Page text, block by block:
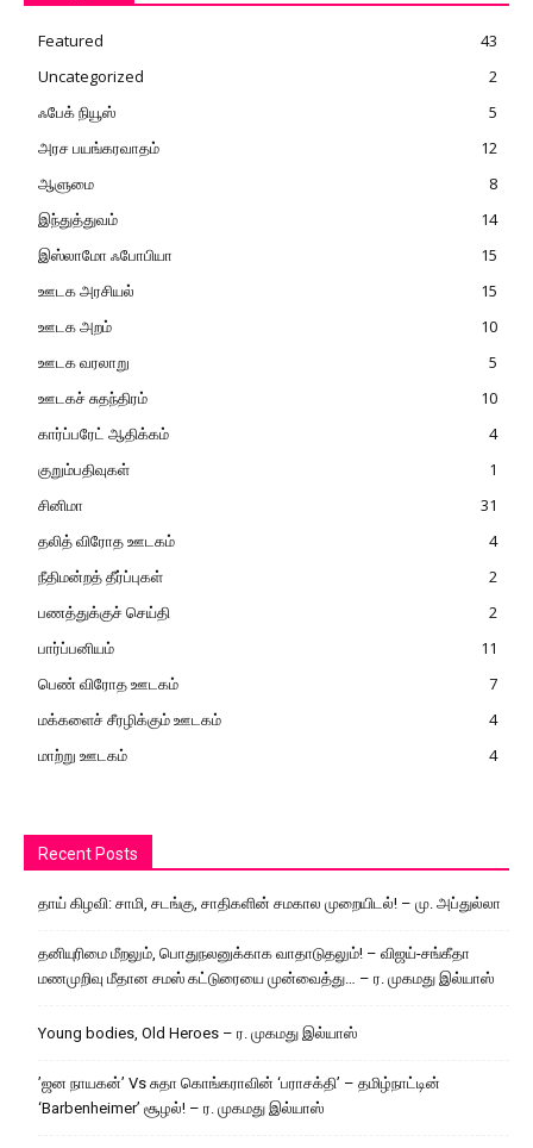
Featured
43
Uncategorized
2
ஃபேக் நியூஸ்
5
அரச பயங்கரவாதம்
12
ஆளுமை
8
இந்துத்துவம்
14
இஸ்லாமோ ஃபோபியா
15
ஊடக அரசியல்
15
ஊடக அறம்
10
ஊடக வரலாறு
5
ஊடகச் சுதந்திரம்
10
கார்ப்பரேட் ஆதிக்கம்
4
குறும்பதிவுகள்
1
சினிமா
31
தலித் விரோத ஊடகம்
4
நீதிமன்றத் தீர்ப்புகள்
2
பணத்துக்குச் செய்தி
2
பார்ப்பனியம்
11
பெண் விரோத ஊடகம்
7
மக்களைச் சீரழிக்கும் ஊடகம்
4
மாற்று ஊடகம்
4
Recent Posts
தாய் கிழவி: சாமி, சடங்கு, சாதிகளின் சமகால முறையிடல்! – மு. அப்துல்லா
தனியுரிமை மீறலும், பொதுநலனுக்காக வாதாடுதலும்! – விஜய்-சங்கீதா
மணமுறிவு மீதான சமஸ் கட்டுரையை முன்வைத்து… – ர. முகமது இல்யாஸ்
Young bodies, Old Heroes – ர. முகமது இல்யாஸ்
’ஜன நாயகன்’ Vs சுதா கொங்கராவின் ‘பராசக்தி’ – தமிழ்நாட்டின்
‘Barbenheimer’ சூழல்! – ர. முகமது இல்யாஸ்